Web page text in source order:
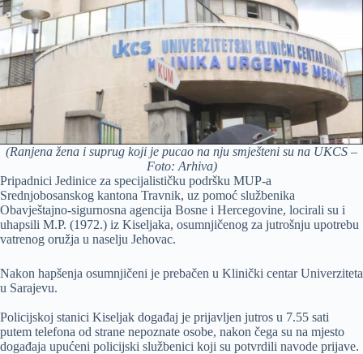
(Ranjena žena i suprug koji je pucao na nju smješteni su na UKCS –
Foto: Arhiva)
Pripadnici Jedinice za specijalističku podršku MUP-a
Srednjobosanskog kantona Travnik, uz pomoć službenika
Obavještajno-sigurnosna agencija Bosne i Hercegovine, locirali su i
uhapsili M.P. (1972.) iz Kiseljaka, osumnjičenog za jutrošnju upotrebu
vatrenog oružja u naselju Jehovac.
Nakon hapšenja osumnjičeni je prebačen u Klinički centar Univerziteta
u Sarajevu.
Policijskoj stanici Kiseljak događaj je prijavljen jutros u 7.55 sati
putem telefona od strane nepoznate osobe, nakon čega su na mjesto
događaja upućeni policijski službenici koji su potvrdili navode prijave.